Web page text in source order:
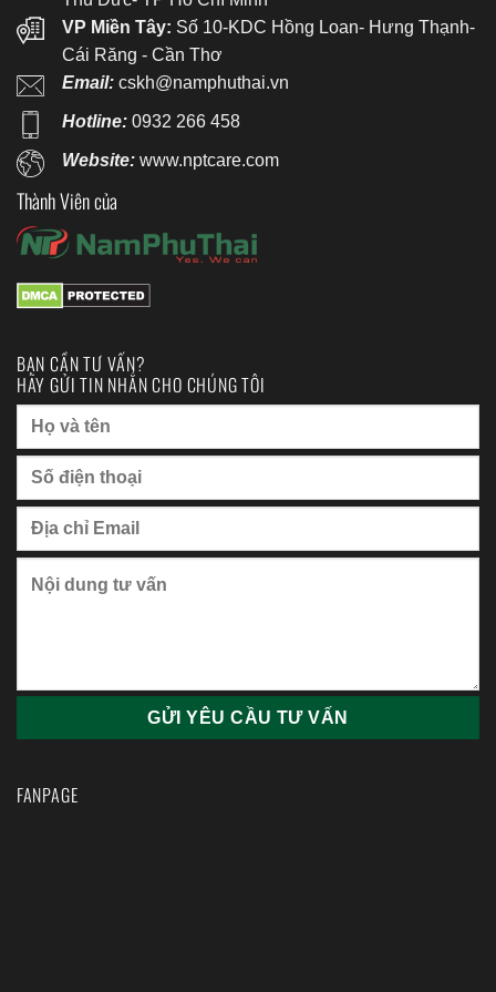
VP Miền Tây: Số 10-KDC Hồng Loan- Hưng Thạnh-
Cái Răng - Cần Thơ
Email: cskh@namphuthai.vn
Hotline: 0932 266 458
Website:www.nptcare.com
Thành Viên của
BẠN CẦN TƯ VẤN?
HÃY GỬI TIN NHẮN CHO CHÚNG TÔI
FANPAGE